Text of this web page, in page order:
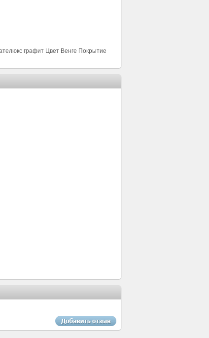
графит Цвет Венге Покрытие